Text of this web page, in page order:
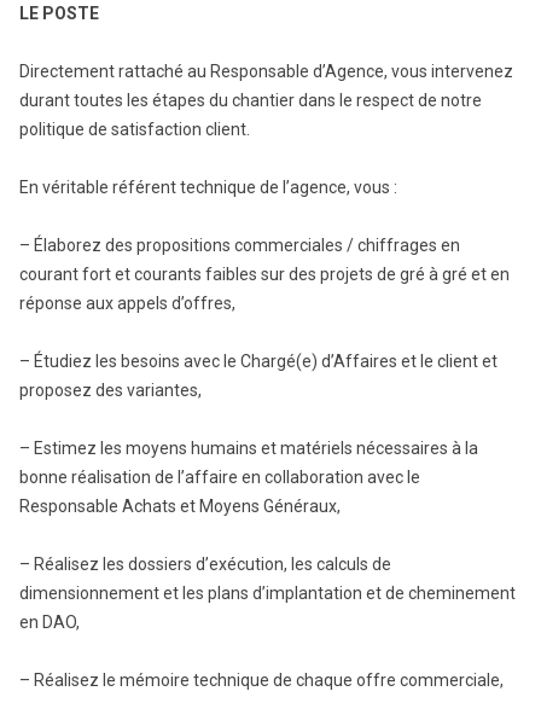
LE POSTE
Directement rattaché au Responsable d’Agence, vous intervenez
durant toutes les étapes du chantier dans le respect de notre
politique de satisfaction client.
En véritable référent technique de l’agence, vous :
– Élaborez des propositions commerciales / chiffrages en
courant fort et courants faibles sur des projets de gré à gré et en
réponse aux appels d’offres,
– Étudiez les besoins avec le Chargé(e) d’Affaires et le client et
proposez des variantes,
– Estimez les moyens humains et matériels nécessaires à la
bonne réalisation de l’affaire en collaboration avec le
Responsable Achats et Moyens Généraux,
– Réalisez les dossiers d’exécution, les calculs de
dimensionnement et les plans d’implantation et de cheminement
en DAO,
– Réalisez le mémoire technique de chaque offre commerciale,